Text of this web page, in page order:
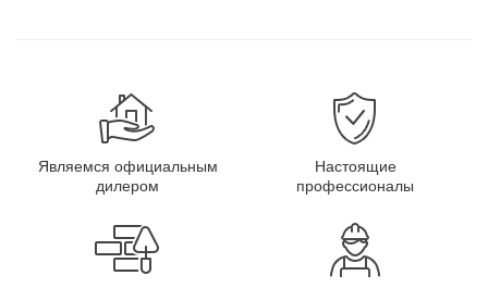
Являемся официальным
дилером
Настоящие
профессионалы